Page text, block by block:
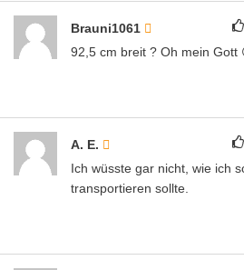
Brauni1061
92,5 cm breit ? Oh mein Gott
A. E.
Ich wüsste gar nicht, wie ich
transportieren sollte.